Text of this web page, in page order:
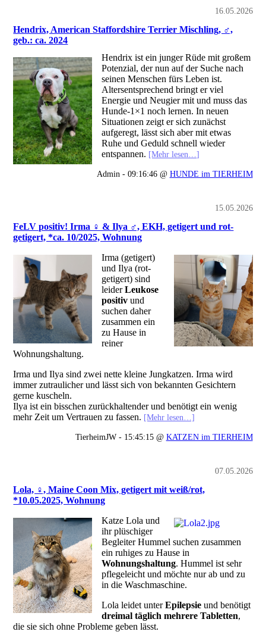
16.05.2026
Hendrix, American Staffordshire Terrier Mischling, ♂,
geb.: ca. 2024
Hendrix ist ein junger Rüde mit großem
Potenzial, der nun auf der Suche nach
seinen Menschen fürs Leben ist.
Altersentsprechend bringt er viel
Energie und Neugier mit und muss das
Hunde-1×1 noch lernen. In neuen
Situationen zeigt er sich zunächst
aufgeregt, lässt sich aber mit etwas
Ruhe und Geduld schnell wieder
entspannen. [Mehr lesen…]
Admin - 09:16:46 @ HUNDE im TIERHEIM
15.05.2026
FeLV positiv! Irma ♀ & Ilya ♂, EKH, getigert und rot-
getigert, *ca. 10/2025, Wohnung
Irma (getigert)
und Ilya (rot-
getigert) sind
leiderLeukose
positiv und
suchen daher
zusammen ein
zu Hause in
reiner
Wohnungshaltung.
Irma und Ilya sind zwei nette kleine Jungkatzen. Irma wird
immer zutraulicher und lässt sich von bekannten Gesichtern
gerne kuscheln.
Ilya ist ein bisschen zurückhaltender und benötigt ein wenig
mehr Zeit um Vertrauen zu fassen. [Mehr lesen…]
TierheimJW - 15:45:15 @ KATZEN im TIERHEIM
07.05.2026
Lola, ♀, Maine Coon Mix, getigert mit weiß/rot,
*10.05.2025, Wohnung
Katze Lola und
ihr plüschiger
Begleiter Hummel suchen zusammen
ein ruhiges zu Hause in
Wohnungshaltung. Hummel ist sehr
pflegeleicht und möchte nur ab und zu
in die Waschmaschine.
Lola leidet unterEpilepsie und benötigt
dreimal täglich mehrere Tabletten,
die sie sich ohne Probleme geben lässt.